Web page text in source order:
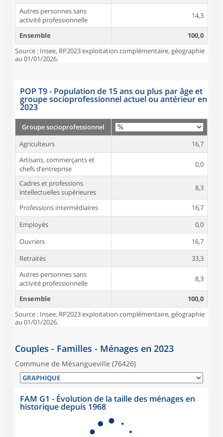
Autres personnes sans
activité professionnelle
14,3
Ensemble
100,0
Source : Insee, RP2023 exploitation complémentaire, géographie
au 01/01/2026.
POP T9 - Population de 15 ans ou plus par âge et
groupe socioprofessionnel actuel ou antérieur en
2023
Groupe socioprofessionnel
Agriculteurs
16,7
Artisans, commerçants et
chefs d’entreprise
0,0
Cadres et professions
intellectuelles supérieures
8,3
Professions intermédiaires
16,7
Employés
0,0
Ouvriers
16,7
Retraités
33,3
Autres personnes sans
activité professionnelle
8,3
Ensemble
100,0
Source : Insee, RP2023 exploitation complémentaire, géographie
au 01/01/2026.
Couples - Familles - Ménages en 2023
Commune de Mésangueville (76426)
FAM G1 - Évolution de la taille des ménages en
historique depuis 1968